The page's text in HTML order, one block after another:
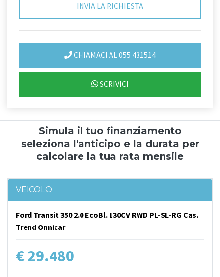
CHIAMACI AL 055 431514
SCRIVICI
Simula il tuo finanziamento
seleziona l'anticipo e la durata per
calcolare la tua rata mensile
VEICOLO
Ford Transit 350 2.0 EcoBl. 130CV RWD PL-SL-RG Cas.
Trend Onnicar
€ 29.480